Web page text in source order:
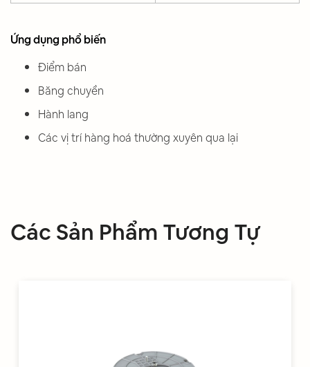
Ứng dụng phổ biến
Điểm bán
Băng chuyền
Hành lang
Các vị trí hàng hoá thường xuyên qua lại
Các Sản Phẩm Tương Tự